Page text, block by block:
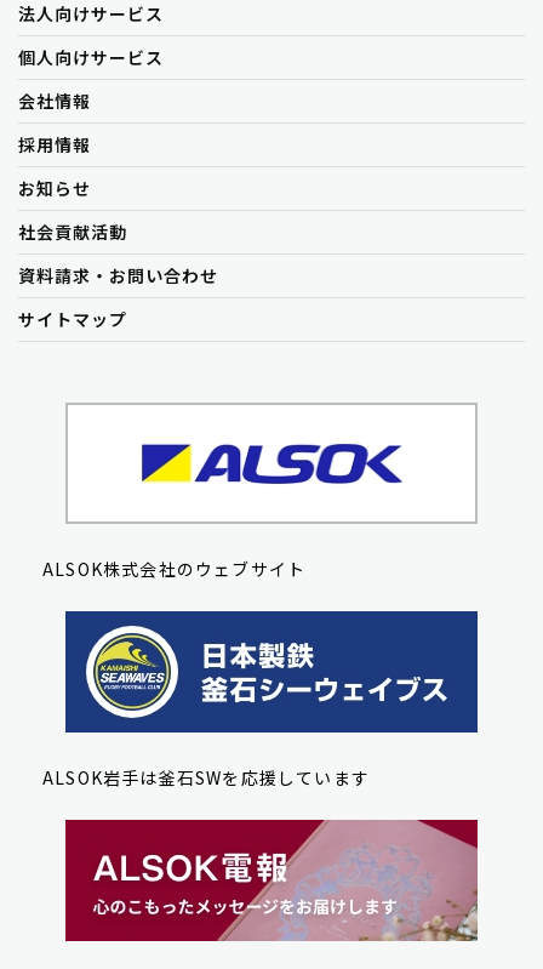
法人向けサービス
個人向けサービス
会社情報
採用情報
お知らせ
社会貢献活動
資料請求・お問い合わせ
サイトマップ
ALSOK株式会社のウェブサイト
ALSOK岩手は釜石SWを応援しています